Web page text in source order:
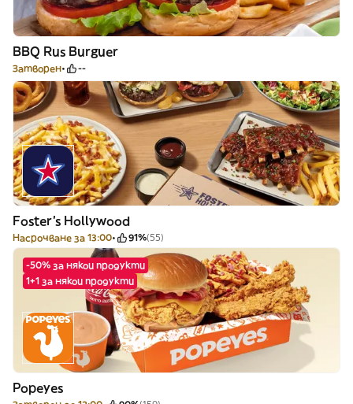
BBQ Rus Burguer
Затворен --
Foster's Hollywood
Насрочване за 13:00 91%(55)
-50% за някои продукти
1+1 за някои продукти
Popeyes